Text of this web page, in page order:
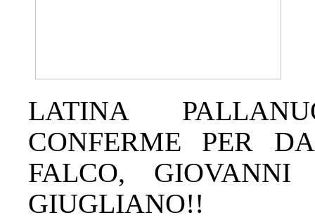
LATINA
CONFERME PER
FALCO,
GIUGLIANO!!